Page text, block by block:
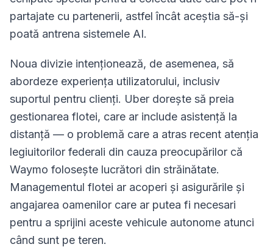
partajate cu partenerii, astfel încât aceștia să-și
poată antrena sistemele AI.
Noua divizie intenționează, de asemenea, să
abordeze experiența utilizatorului, inclusiv
suportul pentru clienți. Uber dorește să preia
gestionarea flotei, care ar include asistență la
distanță — o problemă care a atras recent atenția
legiuitorilor federali din cauza preocupărilor că
Waymo folosește lucrători din străinătate.
Managementul flotei ar acoperi și asigurările și
angajarea oamenilor care ar putea fi necesari
pentru a sprijini aceste vehicule autonome atunci
când sunt pe teren.